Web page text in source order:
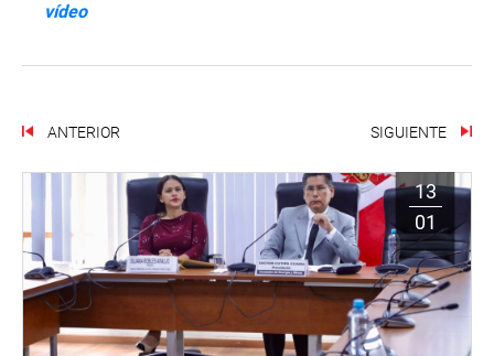
vídeo
ANTERIOR SIGUIENTE
13
01